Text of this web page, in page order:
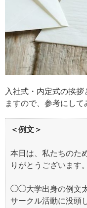
入社式・内定式の挨
ますので、参考にして
＜例文＞
本日は、私たちのた
りがとうございます。
◯◯大学出身の例文
サークル活動に没頭